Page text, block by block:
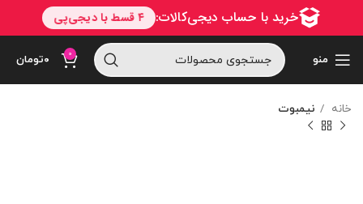
منو 0 ۰تومان
خانه نیمبوت